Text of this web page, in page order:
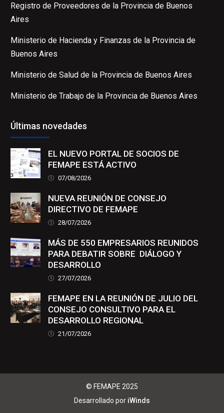
Registro de Proveedores de la Provincia de Buenos
Aires
Ministerio de Hacienda y Finanzas de la Provincia de
Buenos Aires
Ministerio de Salud de la Provincia de Buenos Aires
Ministerio de Trabajo de la Provincia de Buenos Aires
Últimas novedades
EL NUEVO PORTAL DE SOCIOS DE
FEMAPE ESTÁ ACTIVO
07/08/2026
NUEVA REUNIÓN DE CONSEJO
DIRECTIVO DE FEMAPE
28/07/2026
MÁS DE 550 EMPRESARIOS REUNIDOS
PARA DEBATIR SOBRE DIÁLOGO Y
DESARROLLO
27/07/2026
FEMAPE EN LA REUNIÓN DE JULIO DEL
CONSEJO CONSULTIVO PARA EL
DESARROLLO REGIONAL
21/07/2026
© FEMAPE 2025
Desarrollado por iWinds